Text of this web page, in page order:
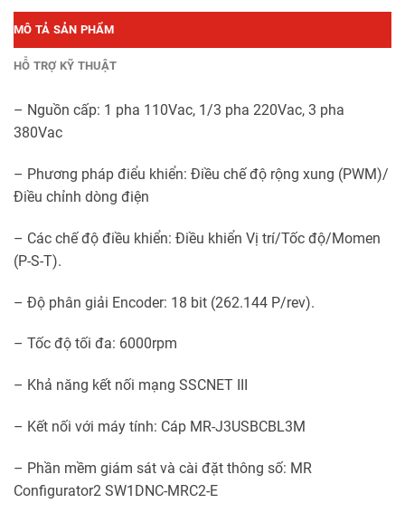
MÔ TẢ SẢN PHẨM
HỖ TRỢ KỸ THUẬT
– Nguồn cấp: 1 pha 110Vac, 1/3 pha 220Vac, 3 pha
380Vac
– Phương pháp điểu khiển: Điều chế độ rộng xung (PWM)/
Điều chỉnh dòng điện
– Các chế độ điều khiển: Điều khiển Vị trí/Tốc độ/Momen
(P-S-T).
– Độ phân giải Encoder: 18 bit (262.144 P/rev).
– Tốc độ tối đa: 6000rpm
– Khả năng kết nối mạng SSCNET III
– Kết nối với máy tính: Cáp MR-J3USBCBL3M
– Phần mềm giám sát và cài đặt thông số: MR
Configurator2 SW1DNC-MRC2-E